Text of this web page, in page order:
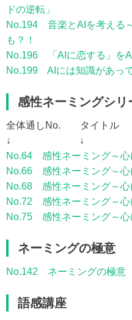
ドの逆転」
No.194 音楽とAIを考える
も？！
No.196 「AIに恋する」を
No.199 AIには知識があっ
感性ネーミングシリ
全体通しNo. タイトル
↓ ↓
No.64 感性ネーミング～心
No.66 感性ネーミング～心
No.68 感性ネーミング～心
No.72 感性ネーミング～心
No.75 感性ネーミング～心
ネーミングの極意
No.142 ネーミングの極意
語感講座